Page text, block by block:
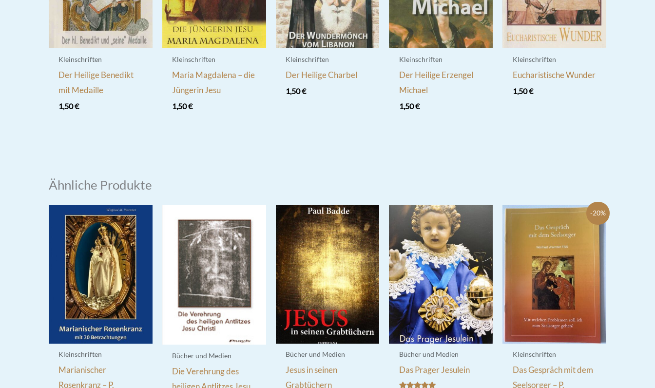
Kleinschriften
Der Heilige Benedikt
mit Medaille
1,50€
Kleinschriften
Maria Magdalena – die
Jüngerin Jesu
1,50€
Kleinschriften
Der Heilige Charbel
1,50€
Kleinschriften
Der Heilige Erzengel
Michael
1,50€
Kleinschriften
Eucharistische Wunder
1,50€
Ähnliche Produkte
Kleinschriften
Marianischer
Rosenkranz – P.
Bücher und Medien
Die Verehrung des
Bücher und Medien
Jesus in seinen
Grabtüchern
Bücher und Medien
Das Prager Jesulein
-20%
Kleinschriften
Das Gespräch mit dem
Seelsorger – P.